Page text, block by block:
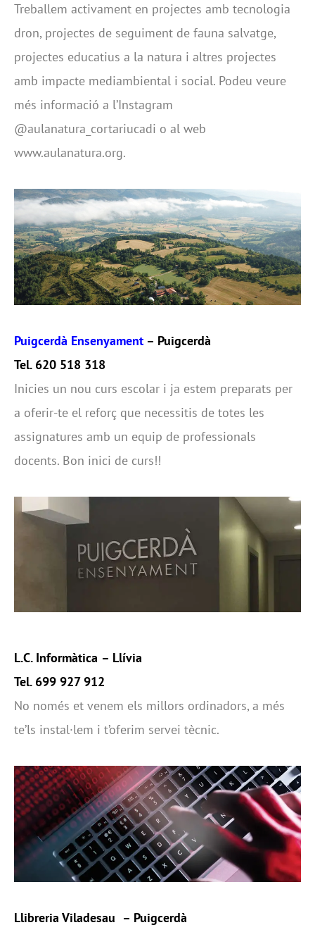
Treballem activament en projectes amb tecnologia
dron, projectes de seguiment de fauna salvatge,
projectes educatius a la natura i altres projectes
amb impacte mediambiental i social. Podeu veure
més informació a l’Instagram
@aulanatura_cortariucadi o al web
www.aulanatura.org.
Puigcerdà Ensenyament – Puigcerdà
Tel. 620 518 318
Inicies un nou curs escolar i ja estem preparats per
a oferir-te el reforç que necessitis de totes les
assignatures amb un equip de professionals
docents. Bon inici de curs!!
L.C. Informàtica – Llívia
Tel. 699 927 912
No només et venem els millors ordinadors, a més
te’ls instal·lem i t’oferim servei tècnic.
Llibreria Viladesau – Puigcerdà